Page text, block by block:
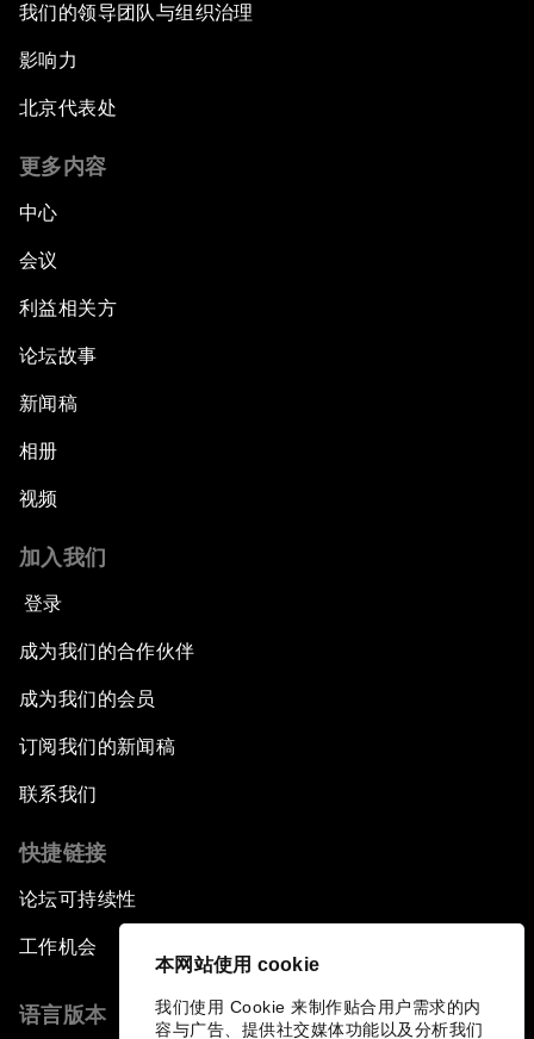
本网站使用 cookie
我们使用 Cookie 来制作贴合用户需求的内
容与广告、提供社交媒体功能以及分析我们
我们的领导团队与组织治理
影响力
北京代表处
更多内容
中心
会议
利益相关方
论坛故事
新闻稿
相册
视频
加入我们
登录
成为我们的合作伙伴
成为我们的会员
订阅我们的新闻稿
联系我们
快捷链接
论坛可持续性
工作机会
语言版本